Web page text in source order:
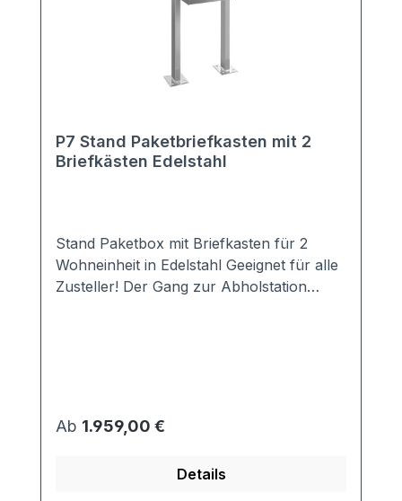
P7 Stand Paketbriefkasten mit 2
Briefkästen Edelstahl
Stand Paketbox mit Briefkasten für 2
Wohneinheit in Edelstahl Geeignet für alle
Zusteller! Der Gang zur Abholstation
DIN EN 13724 konformer Briefkasten
(passend für alle DIN A4 Umschläge) 1
einer Türverstärkung -> Paketboxen sind
Regulärer Preis:
Ab 1.959,00 €
Details